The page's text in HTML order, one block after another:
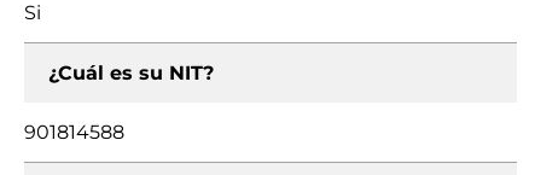
Si
¿Cuál es su NIT?
901814588